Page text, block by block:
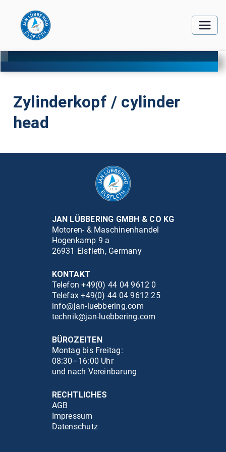
Zylinderkopf / cylinder
head
JAN LÜBBERING GMBH & CO KG
Motoren- & Maschinenhandel
Hogenkamp 9 a
26931 Elsfleth, Germany
KONTAKT
Telefon +49(0) 44 04 9612 0
Telefax +49(0) 44 04 9612 25
info@jan-luebbering.com
technik@jan-luebbering.com
BÜROZEITEN
Montag bis Freitag:
08:30–16:00 Uhr
und nach Vereinbarung
RECHTLICHES
AGB
Impressum
Datenschutz